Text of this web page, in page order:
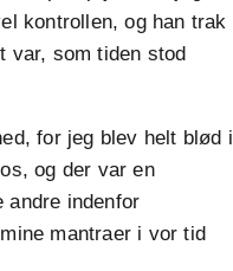
kontrollen, og han trak
var, som tiden stod
for jeg blev helt blød i
og der var en
andre indenfor
mantraer i vor tid